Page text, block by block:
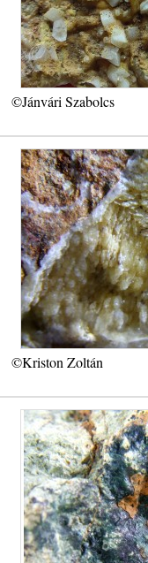
©Jánvári Szabolcs
©Kriston Zoltán